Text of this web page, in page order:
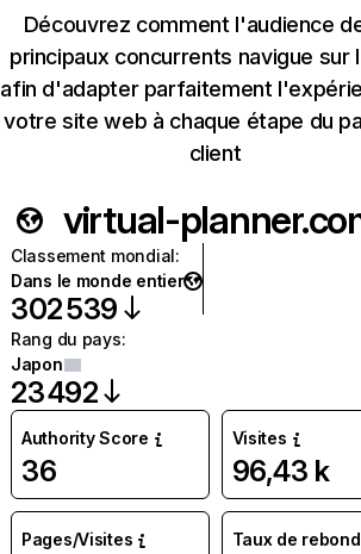
Découvrez comment l'audience
principaux concurrents navigue sur
afin d'adapter parfaitement
votre site web à chaque étape du
client
virtual-
Classement mondial:
Dans le monde entier
302 539
Rang du pays:
Japon
23 492
Authority Score
36
Visites
96,43 k
Pages/Visites Taux de rebond